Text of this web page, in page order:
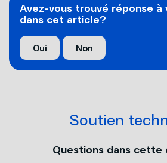
Avez-vous trouvé réponse à
dans cet article?
Oui Non
Soutien
Questions dans cette